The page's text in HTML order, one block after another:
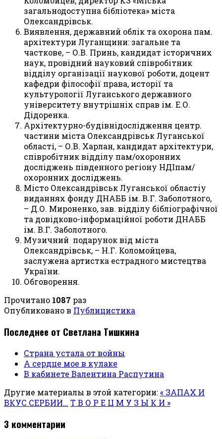
загальнодоступна бiблiотека» мiста
Олександрiвськ.
Виявлення, державний облiк та охорона пам.
архiтектури Луганщини: загальне та
часткове, – О.В. Принь, кандидат iсторичних
наук, провiдний науковий спiвробiтник
вiддiлу органiзацiї наукової роботи, доцент
кафедри фiлософiї права, исторiї та
культурологiї Луганського державного
унiверситету внутрiшнiх справ iм. Е.О.
Дiдоренка.
Архiтектурно-будiвнiдослiдження центр.
частини мiста Олександрiвськ Луганської
області, – О.В. Харлан, кандидат архiтектури,
спiвробiтник вiддiлу пам/охоронних
дослiджень пiвденного регiону НДIпам/
охоронних дослiджень.
Мiсто Олександрiвськ Луганської областiу
виданнях фонду ДНАББ iм. В.Г. Заболотного,
– Д.О. Мироненко, зав. вiддiлу бiблiографiчної
та довiдково-iнформацiйної роботи ДНАББ
iм. В.Г. Заболотного.
Музичний подарунок вiд мiста
Олександрiвськ, – Н.Г. Коломойцева,
заслужена артистка естрадного мистецтва
України.
Обговорення.
Прочитано 1087 раз
Опубликовано в Публицистика
Последнее от Светлана Тишкина
Страна устала от войны
А сердце мое в кулаке
В кабинете Валентина Распутина
Другие материалы в этой категории:« ЗАПАХ И
ВКУС СЕРБИИ… Т В О Р Е Ц М У З Ы К И »
3 комментарии